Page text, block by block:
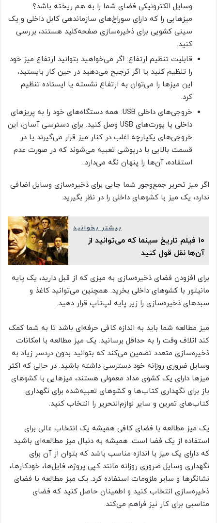
وسایل الکترونیکی فضای شما را به هم ریخته باشد؟
میزهایی را که دارای سوراخ‌های سازماندهی کابل داخلی و یک
سینی کشویی برای ذخیره‌سازی صفحه‌کلید هستند، بررسی
کنید.
قابلیت تنظیم ارتفاع: اگر می‌خواهید بتوانید ارتفاع میز خود
را تنظیم کنید یا اگر ترجیح می‌دهید در حین کار بایستید،
این میزها را می‌توان به ارتفاع نشسته یا ایستاده تنظیم
کرد.
خروجی‌های داخلی USB: همه دستگاه‌های خود را به پریزهای
داخلی یا پورت‌های USB وصل کنید. برای دسترسی آسان، این
خروجی‌های یکپارچه اغلب در کنار میز قرار می‌گیرند یا در
قسمت بالایی با درپوشی تعبیه می‌شوند که در صورت عدم
استفاده، آن‌ها را پنهان نگه می‌دارد.
اگر میز تحریر جمع‌وجور شما جایی برای ذخیره‌سازی وسایل اضافی
ندارد، یک میز با کشوهای داخلی را در نظر بگیرید.
بیشتر بخوانید
۱۰ فیلم تاریخ سینما که می‌توانید از
آن‌ها نقل قول کنید
برای افزودن فضای ذخیره‌سازی به میزی که از قبل دارید، یک پایه
مانیتور با کشوهای داخلی بخرید. همچنین می‌توانید کاغذ و
سبدهای ذخیره‌سازی را زیر پایه لپ‌تاپ قرار دهید.
میز مطالعه شما باید به اندازه کافی حرفه‌ای باشد تا به شما کمک
کند اتلاف وقت را به حداقل برسانید. یک میز مطالعه با امکانات
ذخیره‌سازی متعدد تضمین می‌کند که بتوانید بدون دردسر زیاد به
وسایل ضروری روزانه خود دسترسی داشته باشید. در حالی که اکثر
میزها دارای یک کشوی مداد معمولی هستند، میزهایی با کشوهای
باز برای نگهداری کتاب‌ها و کشوهای تعبیه‌شده برای نگهداری
کتاب‌های تمرین و سایر لوازم‌التحریر را انتخاب کنید.
یک میز مطالعه با فضای کافی همیشه یک انتخاب عالی برای
استفاده از یک فضا است. همیشه به دنبال میز مطالعه‌ای باشید
که دارای یک میز با اندازه مناسب باشد که بتوان از آن برای
نگهداری وسایل ضروری روزانه مانند کپی پروژه، فایل‌ها، خودکارها،
نشانگرها و سایر ملزومات استفاده کرد. یک میز مطالعه با فضای
ذخیره‌سازی انتخاب کنید و اطمینان حاصل کنید که فضای
مناسبی برای کار نیز فراهم می‌کند.